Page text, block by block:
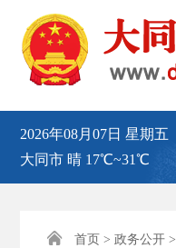
2026年08月07日 星期五
大同市 晴 17℃~31℃
 首页 > 政务公开 >